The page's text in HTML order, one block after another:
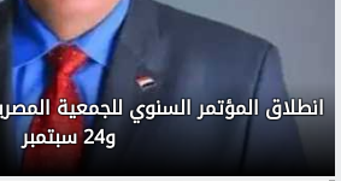
و24 سبتمبر